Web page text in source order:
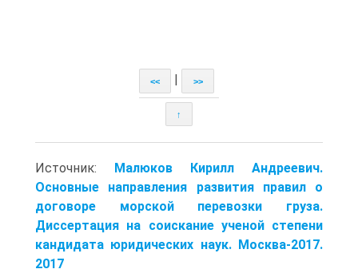
<< >>
↑
Источник: Малюков Кирилл Андреевич.
Основные направления развития правил о
договоре морской перевозки груза.
Диссертация на соискание ученой степени
кандидата юридических наук. Москва-2017.
2017